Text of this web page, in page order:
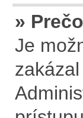
»
Je